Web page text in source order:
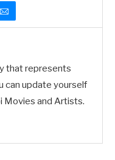
that represents
can update yourself
Movies and Artists.